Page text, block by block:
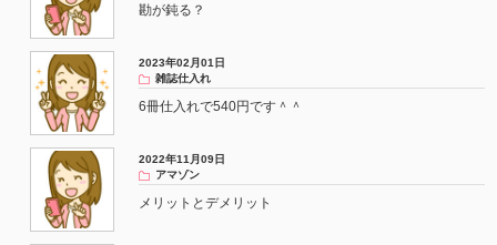
勘が鈍る？
2023年02月01日
雑誌仕入れ
6冊仕入れで540円です＾＾
2022年11月09日
アマゾン
メリットとデメリット